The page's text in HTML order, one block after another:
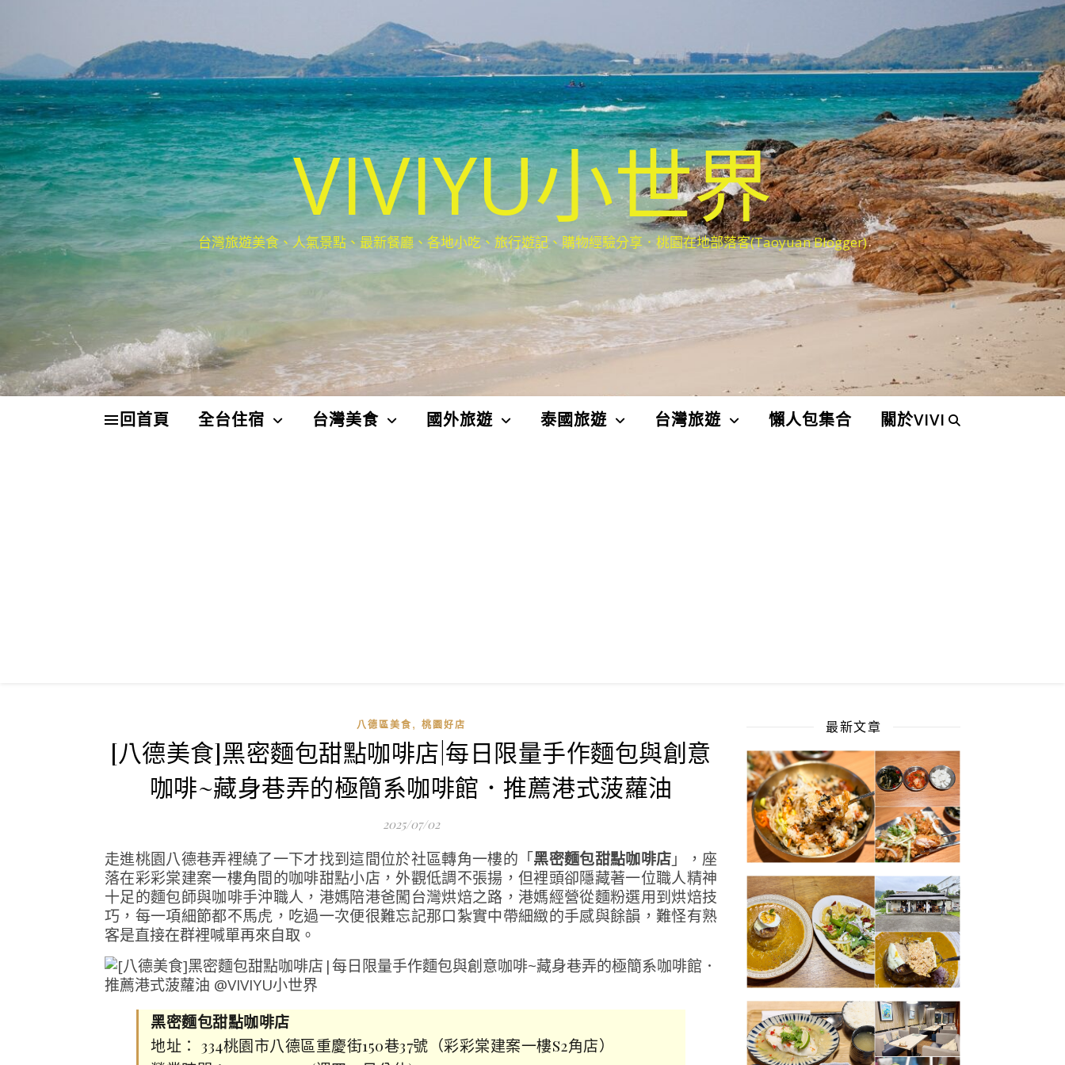
VIVIYU小世界
台灣旅遊美食、人氣景點、最新餐廳、各地小吃、旅行遊記、購物經驗分享．桃園在地部落客(Taoyuan Blogger)
回首頁 全台住宿 台灣美食 國外旅遊 泰國旅遊 台灣旅遊 懶人包集合 關於VIVI
八德區美食 , 桃園好店
[八德美食]黑密麵包甜點咖啡店|每日限量手作麵包與創意
咖啡~藏身巷弄的極簡系咖啡館．推薦港式菠蘿油
2025/07/02
走進桃園八德巷弄裡繞了一下才找到這間位於社區轉角一樓的「黑密麵包甜點咖啡店」，座
落在彩彩棠建案一樓角間的咖啡甜點小店，外觀低調不張揚，但裡頭卻隱藏著一位職人精神
十足的麵包師與咖啡手沖職人，港媽陪港爸闖台灣烘焙之路，港媽經營從麵粉選用到烘焙技
巧，每一項細節都不馬虎，吃過一次便很難忘記那口紮實中帶細緻的手感與餘韻，難怪有熟
客是直接在群裡喊單再來自取。
黑密麵包甜點咖啡店
地址： 334桃園市八德區重慶街150巷37號（彩彩棠建案一樓S2角店）
最新文章